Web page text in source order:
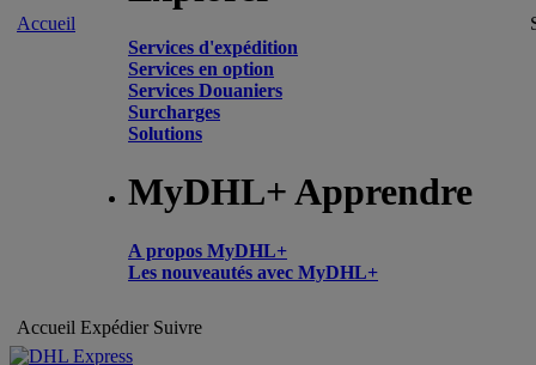
Accueil
Services d'expédition
Services en option
Services Douaniers
Surcharges
Solutions
MyDHL+ Apprendre
A propos MyDHL+
Les nouveautés avec MyDHL+
Accueil Expédier Suivre